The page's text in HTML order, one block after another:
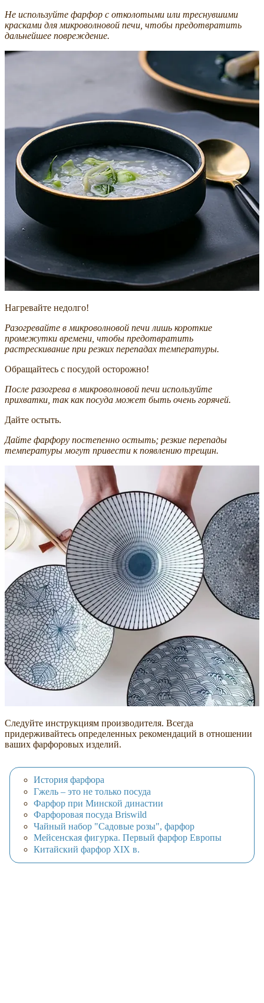
Не используйте фарфор с отколотыми или треснувшими
красками для микроволновой печи, чтобы предотвратить
дальнейшее повреждение.
Нагревайте недолго!
Разогревайте в микроволновой печи лишь короткие
промежутки времени, чтобы предотвратить
растрескивание при резких перепадах температуры.
Обращайтесь с посудой осторожно!
После разогрева в микроволновой печи используйте
прихватки, так как посуда может быть очень горячей.
Дайте остыть.
Дайте фарфору постепенно остыть; резкие перепады
температуры могут привести к появлению трещин.
Следуйте инструкциям производителя. Всегда
придерживайтесь определенных рекомендаций в отношении
ваших фарфоровых изделий.
История фарфора
Гжель – это не только посуда
Фарфор при Минской династии
Фарфоровая посуда Briswild
Чайный набор "Садовые розы", фарфор
Мейсенская фигурка. Первый фарфор Европы
Китайский фарфор XIX в.